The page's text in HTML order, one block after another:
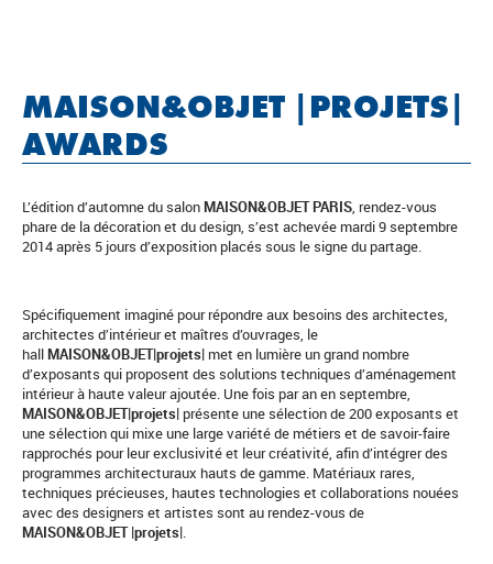
MAISON&OBJET |PROJETS|
AWARDS
L’édition d’automne du salonMAISON&OBJET PARIS, rendez-vous
phare de la décoration et du design, s’est achevée mardi 9 septembre
2014 après 5 jours d’exposition placés sous le signe du partage.
Spécifiquement imaginé pour répondre aux besoins des architectes,
architectes d’intérieur et maîtres d’ouvrages, le
hallMAISON&OBJET|projets| met en lumière un grand nombre
d’exposants qui proposent des solutions techniques d’aménagement
intérieur à haute valeur ajoutée. Une fois par an en septembre,
MAISON&OBJET|projets| présente une sélection de 200 exposants et
une sélection qui mixe une large variété de métiers et de savoir-faire
rapprochés pour leur exclusivité et leur créativité, afin d’intégrer des
programmes architecturaux hauts de gamme. Matériaux rares,
techniques précieuses, hautes technologies et collaborations nouées
avec des designers et artistes sont au rendez-vous de
MAISON&OBJET |projets|.